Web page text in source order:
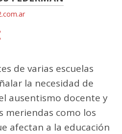
de varias escuelas
la necesidad de
ausentismo docente y
meriendas como los
afectan a la educación